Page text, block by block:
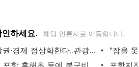
하세요. 해당 언론사로 이동합니다.
지진피해 포항 상권·경제 정상화한다..관광지 손님 조금씩 늘어
정부, '지진 피해' 포항 흥해초 등에 복구비 280억 지원